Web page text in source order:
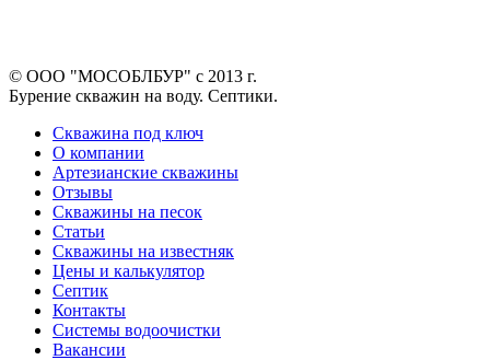
© ООО "МОСОБЛБУР" с 2013 г.
Бурение скважин на воду. Септики.
Скважина под ключ
О компании
Артезианские скважины
Отзывы
Скважины на песок
Статьи
Скважины на известняк
Цены и калькулятор
Септик
Контакты
Системы водоочистки
Вакансии